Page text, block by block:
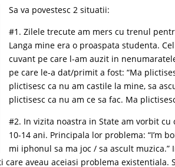
Sa va povestesc 2 situatii:
#1. Zilele trecute am mers cu trenul
Langa mine era o proaspata studenta.
cuvant pe care l-am auzit in
pe care le-a dat/primit a fost: “Ma
plictisesc ca nu am castile la mine, sa
plictisesc ca nu am ce sa fac. Ma
#2. In vizita noastra in State am vorbit cu
10-14 ani. Principala lor problema: “I’m
mi iphonul sa ma joc / sa ascult muzica.”
aveau aceiasi problema existentiala.